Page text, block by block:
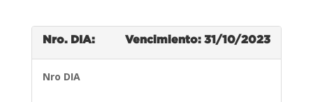
Nro. DIA: Vencimiento: 31/10/2023
Nro DIA